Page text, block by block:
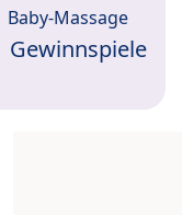
Baby-Massage
Gewinnspiele